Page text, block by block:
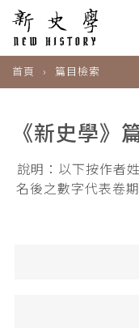
首頁 篇目檢索
《新史學》
說明：以下按作者
名後之數字代表卷